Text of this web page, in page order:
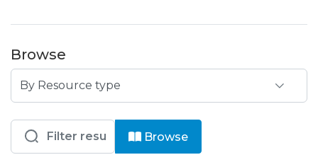
Browse
Browsing IPT - OAI - Artigos em
Browse